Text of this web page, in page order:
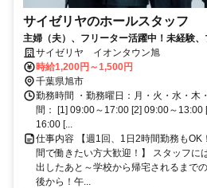
サイゼリヤのホールスタッフ
主婦（夫）、フリーター活躍中！未経験
んな仲良くチームでお仕事★
サイゼリヤ イオンタウン旭
時給1,200円～1,500円
千葉県旭市
勤務時間 ・勤務曜日：月・火・水・木
間： [1] 09:00～17:00 [2] 09:00～13:00
16:00 [...
仕事内容 【週1回、1日2時間勤務もOK
間で働きたい方大歓迎！】 スタッフに
出したあと～学校から帰宅されるまで
後から！午...